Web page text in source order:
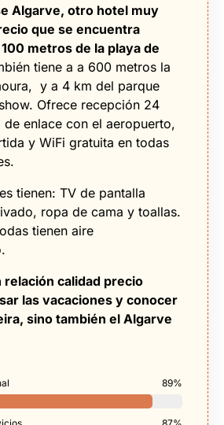
Algarve, otro hotel muy
que se encuentra
metros de la playa de
tiene a a 600 metros la
y a 4 km del parque
Ofrece recepción 24
enlace con el aeropuerto,
y WiFi gratuita en todas
tienen: TV de pantalla
ropa de cama y toallas.
tienen aire
relación calidad precio
las vacaciones y conocer
sino también el Algarve
89%